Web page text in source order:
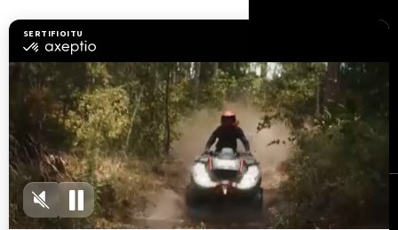
Resurssit
Tutustu Sea-Doohun
Tarvitsetko Apua?
Työpaikat
Tule brp:n jälleenmyyjäksi
Takaisinkutsukampanjat
BRP Experiences
Tilaa uutiskirje